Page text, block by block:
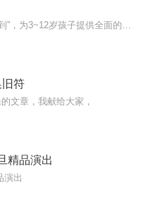
旧符
文章，我献给大家，
精品演出
演出